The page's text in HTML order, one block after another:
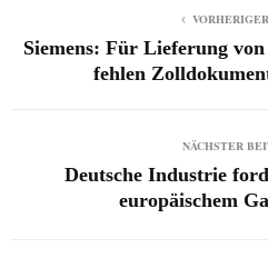
Siemens: Für Lieferung
fehlen
NÄCHSTER
Deutsche Industrie
europäischem